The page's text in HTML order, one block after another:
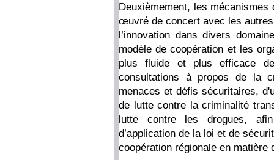
Deuxièmement, les mécanismes
œuvré de concert avec les
l’innovation dans divers
modèle de coopération et les
plus fluide et plus efficace
consultations à propos de la
menaces et défis sécuritaires,
de lutte contre la criminalité
lutte contre les drogues,
d’application de la loi et de
coopération régionale en matière